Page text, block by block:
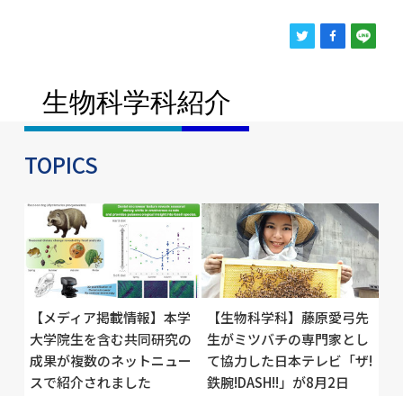
生物科学科紹介
TOPICS
【メディア掲載情報】本学
大学院生を含む共同研究の
成果が複数のネットニュー
スで紹介されました
【生物科学科】藤原愛弓先
生がミツバチの専門家とし
て協力した日本テレビ「ザ!
鉄腕!DASH!!」が8月2日